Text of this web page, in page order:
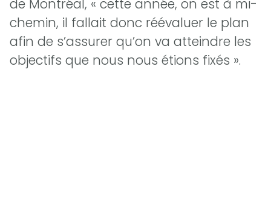
de Montréal, « cette année, on est à mi-
chemin, il fallait donc réévaluer le plan
afin de s’assurer qu’on va atteindre les
objectifs que nous nous étions fixés ».